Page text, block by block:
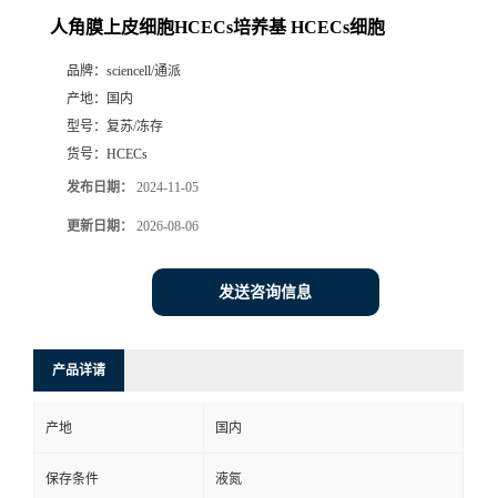
人角膜上皮细胞HCECs培养基 HCECs细胞
品牌： sciencell/通派
产地：
国内
型号： 复苏/冻存
货号： HCECs
发布日期： 2024-11-05
更新日期： 2026-08-06
发送咨询信息
产品详请
产地 国内
保存条件 液氮